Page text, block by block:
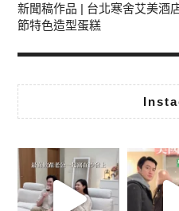
新聞稿作品 | 台北寒舍艾美酒
節特色造型蛋糕